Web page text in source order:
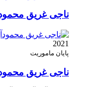
ناجی غریق
2021
پایان ماموریت
ناجی غریق